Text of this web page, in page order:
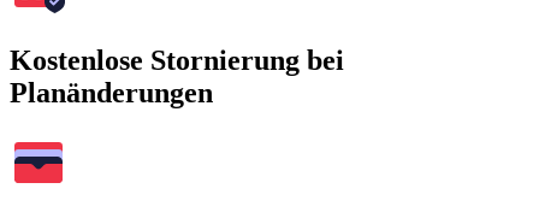
Kostenlose Stornierung bei
Planänderungen